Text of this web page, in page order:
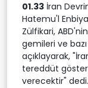
01.33 İran
Hatemu'l
Zülfikari,
gemileri ve
açıklayarak,
tereddüt
verecektir" dedi.